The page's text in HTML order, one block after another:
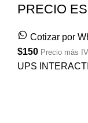
PRECIO
Cotizar por
$150 Precio más
UPS